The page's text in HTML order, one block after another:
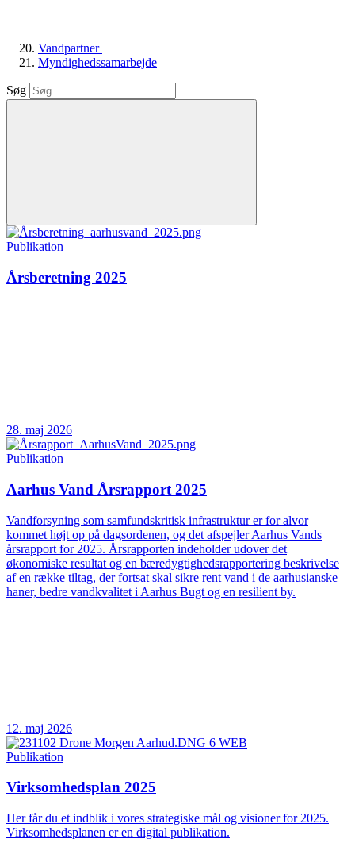
Vandpartner
Myndighedssamarbejde
Søg
Publikation
Årsberetning 2025
28. maj 2026
Publikation
Aarhus Vand Årsrapport 2025
Vandforsyning som samfundskritisk infrastruktur er for alvor
kommet højt op på dagsordenen, og det afspejler Aarhus Vands
årsrapport for 2025. Årsrapporten indeholder udover det
økonomiske resultat og en bæredygtighedsrapportering beskrivelse
af en række tiltag, der fortsat skal sikre rent vand i de aarhusianske
haner, bedre vandkvalitet i Aarhus Bugt og en resilient by.
12. maj 2026
Publikation
Virksomhedsplan 2025
Her får du et indblik i vores strategiske mål og visioner for 2025.
Virksomhedsplanen er en digital publikation.